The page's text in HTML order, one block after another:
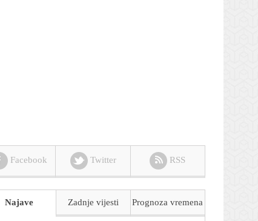
Facebook Twitter RSS
Najave Zadnje vijesti Prognoza vremena